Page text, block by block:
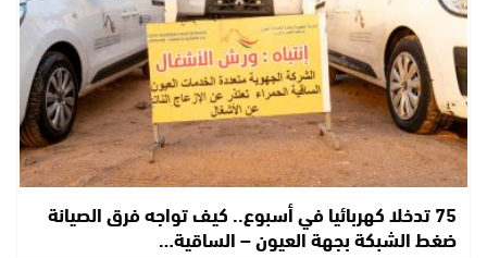
75 تدخلا كهربائيا في أسبوع.. كيف تواجه فرق الصيانة
ضغط الشبكة بجهة العيون – الساقية…